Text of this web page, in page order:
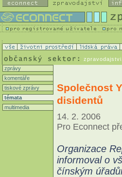
zprávy
komentáře
tiskové zprávy
témata
multimedia
Společnost
disidentů
14. 2. 2006
Pro Econnect
Organizace
informoval o
čínským